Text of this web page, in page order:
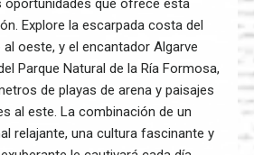
oportunidades que ofrece esta
Explore la escarpada costa del
oeste, y el encantador Algarve
Parque Natural de la Ría Formosa,
de playas de arena y paisajes
al este. La combinación de un
relajante, una cultura fascinante y